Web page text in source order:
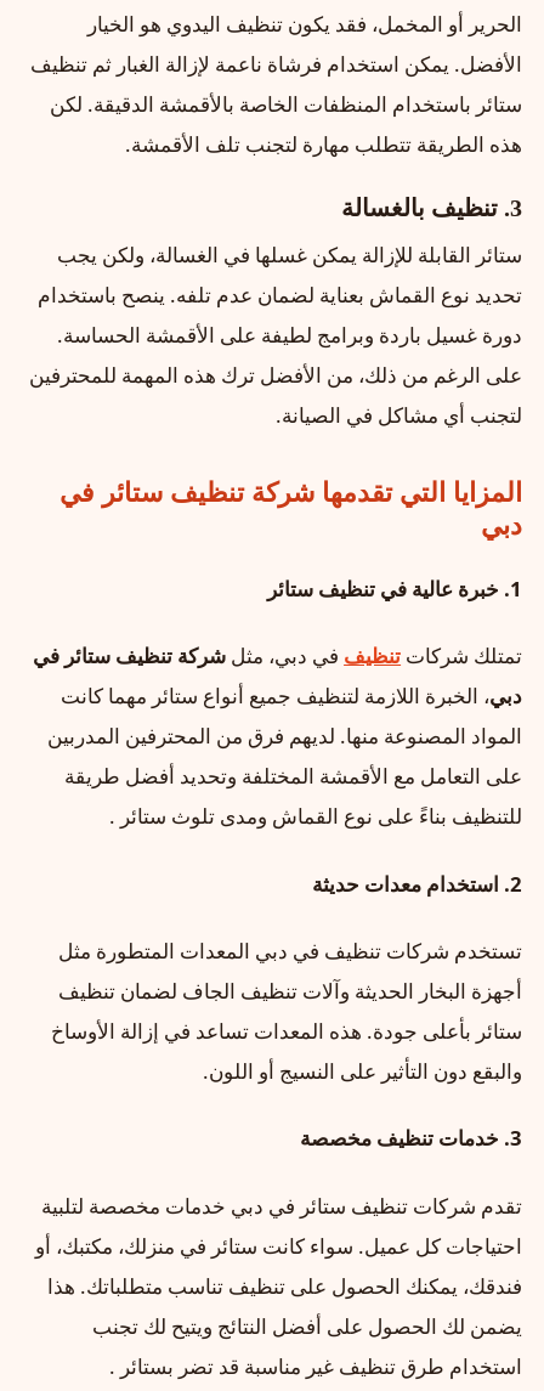
الحرير أو المخمل، فقد يكون تنظيف اليدوي هو الخيار
الأفضل. يمكن استخدام فرشاة ناعمة لإزالة الغبار ثم تنظيف
ستائر باستخدام المنظفات الخاصة بالأقمشة الدقيقة. لكن
هذه الطريقة تتطلب مهارة لتجنب تلف الأقمشة.
3. تنظيف بالغسالة
ستائر القابلة للإزالة يمكن غسلها في الغسالة، ولكن يجب
تحديد نوع القماش بعناية لضمان عدم تلفه. ينصح باستخدام
دورة غسيل باردة وبرامج لطيفة على الأقمشة الحساسة.
على الرغم من ذلك، من الأفضل ترك هذه المهمة للمحترفين
لتجنب أي مشاكل في الصيانة.
المزايا التي تقدمها شركة تنظيف ستائر في
دبي
1. خبرة عالية في تنظيف ستائر
تمتلك شركات تنظيف في دبي، مثل شركة تنظيف ستائر في
دبي، الخبرة اللازمة لتنظيف جميع أنواع ستائر مهما كانت
المواد المصنوعة منها. لديهم فرق من المحترفين المدربين
على التعامل مع الأقمشة المختلفة وتحديد أفضل طريقة
للتنظيف بناءً على نوع القماش ومدى تلوث ستائر .
2. استخدام معدات حديثة
تستخدم شركات تنظيف في دبي المعدات المتطورة مثل
أجهزة البخار الحديثة وآلات تنظيف الجاف لضمان تنظيف
ستائر بأعلى جودة. هذه المعدات تساعد في إزالة الأوساخ
والبقع دون التأثير على النسيج أو اللون.
3. خدمات تنظيف مخصصة
تقدم شركات تنظيف ستائر في دبي خدمات مخصصة لتلبية
احتياجات كل عميل. سواء كانت ستائر في منزلك، مكتبك، أو
فندقك، يمكنك الحصول على تنظيف تناسب متطلباتك. هذا
يضمن لك الحصول على أفضل النتائج ويتيح لك تجنب
استخدام طرق تنظيف غير مناسبة قد تضر بستائر .